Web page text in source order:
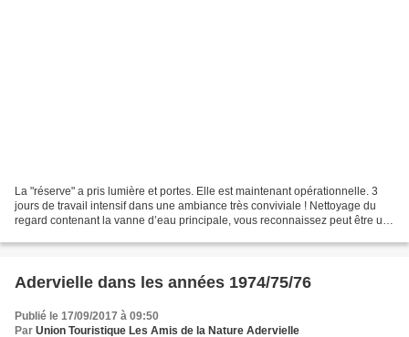
La "réserve" a pris lumière et portes. Elle est maintenant opérationnelle. 3
jours de travail intensif dans une ambiance très conviviale ! Nettoyage du
regard contenant la vanne d’eau principale, vous reconnaissez peut être un
Adervielle dans les années 1974/75/76
Publié le 17/09/2017 à 09:50
Par Union Touristique Les Amis de la Nature Adervielle